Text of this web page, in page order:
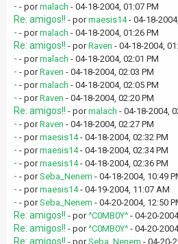
- - pormalach - 04-18-2004, 01:07 PM
Re: amigos!! - pormaesis14- 04-18-
- - pormalach - 04-18-2004, 01:26 PM
Re: amigos!! - porRaven - 04-18-2004,
- - pormalach - 04-18-2004, 02:01 PM
- - porRaven - 04-18-2004, 02:03 PM
- - pormalach - 04-18-2004, 02:05 PM
- - porRaven - 04-18-2004, 02:20 PM
Re: amigos!! - pormalach - 04-18-2004,
- - porRaven - 04-18-2004, 02:27 PM
- - pormaesis14- 04-18-2004, 02:32 PM
- - pormaesis14- 04-18-2004, 02:34 PM
- - pormaesis14- 04-18-2004, 02:36 PM
- - porSeba_Nenem - 04-18-2004, 10:49
- - pormaesis14- 04-19-2004, 11:07 AM
- - porSeba_Nenem - 04-20-2004, 12:50
Re: amigos!! - por^C0MB0Y^ - 04-20-
Re: amigos!! - por^C0MB0Y^ - 04-20-
Re: amigos!! - porSeba_Nenem - 04-20-